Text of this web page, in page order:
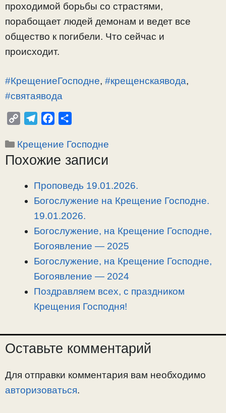
проходимой борьбы со страстями,
порабощает людей демонам и ведет все
общество к погибели. Что сейчас и
происходит.
#КрещениеГосподне, #крещенскаявода,
#святаявода
p
y
l
e
r
a
c
e
o
п
р
в
Рубрики
Крещение Господне
Похожие записи
Проповедь 19.01.2026.
Богослужение на Крещение Господне.
19.01.2026.
Богослужение, на Крещение Господне,
Богоявление — 2025
Богослужение, на Крещение Господне,
Богоявление — 2024
Поздравляем всех, с праздником
Крещения Господня!
Оставьте комментарий
Для отправки комментария вам необходимо
авторизоваться.